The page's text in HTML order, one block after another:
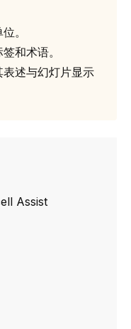
。
和术语。
述与幻灯片显示
Assist